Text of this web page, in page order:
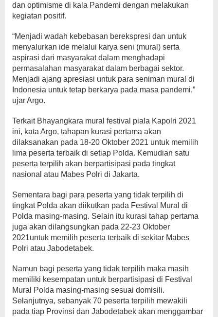
dan optimisme di kala Pandemi dengan melakukan
kegiatan positif.
“Menjadi wadah kebebasan berekspresi dan untuk
menyalurkan ide melalui karya seni (mural) serta
aspirasi dari masyarakat dalam menghadapi
permasalahan masyarakat dalam berbagai sektor.
Menjadi ajang apresiasi untuk para seniman mural di
Indonesia untuk tetap berkarya pada masa pandemi,”
ujar Argo.
Terkait Bhayangkara mural festival piala Kapolri 2021
ini, kata Argo, tahapan kurasi pertama akan
dilaksanakan pada 18-20 Oktober 2021 untuk memilih
lima peserta terbaik di setiap Polda. Kemudian satu
peserta terpilih akan berpartisipasi pada tingkat
nasional atau Mabes Polri di Jakarta.
Sementara bagi para peserta yang tidak terpilih di
tingkat Polda akan diikutkan pada Festival Mural di
Polda masing-masing. Selain itu kurasi tahap pertama
juga akan dilangsungkan pada 22-23 Oktober
2021untuk memilih peserta terbaik di sekitar Mabes
Polri atau Jabodetabek.
Namun bagi peserta yang tidak terpilih maka masih
memiliki kesempatan untuk berpartisipasi di Festival
Mural Polda masing-masing sesuai domisili.
Selanjutnya, sebanyak 70 peserta terpilih mewakili
pada tiap Provinsi dan Jabodetabek akan menggambar